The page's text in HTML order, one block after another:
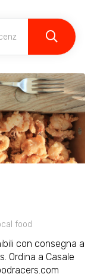
food
con consegna a
Ordina a Casale